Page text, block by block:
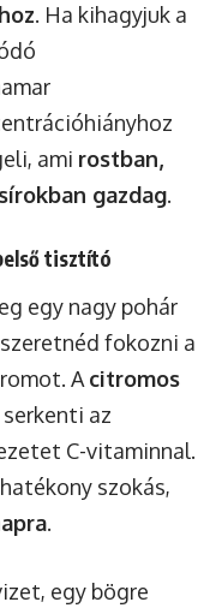
. Ha kihagyjuk a
ami rostban,
gazdag.
tisztító
egy nagy pohár
fokozni a
A citromos
serkenti az
C-vitaminnal.
szokás,
.
egy bögre